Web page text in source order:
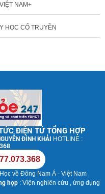
VIỆT NAM+
Y HỌC CỔ TRUYỀN
ĐIỆN TỬ TỔNG HỢP
ĐÌNH KHẢI
HOTLINE :
về Đông Nam Á - Việt Nam
hợp : Viện nghiên cứu , ứng dụng